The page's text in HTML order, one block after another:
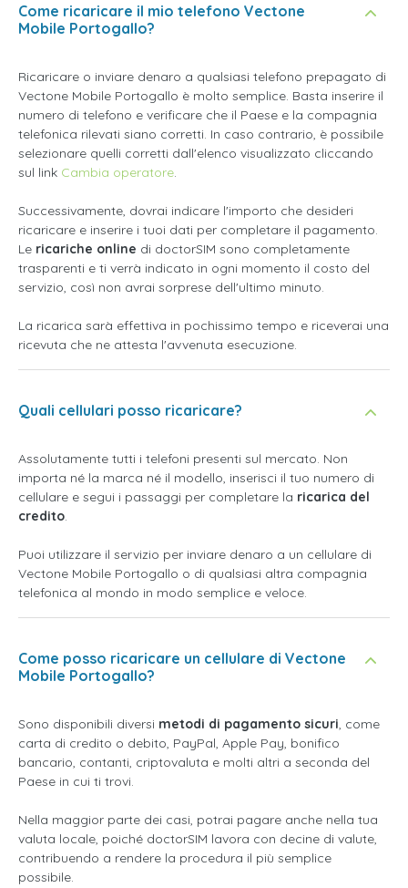
Come ricaricare il mio telefono Vectone
Mobile Portogallo?
Ricaricare o inviare denaro a qualsiasi telefono prepagato di
Vectone Mobile Portogallo è molto semplice. Basta inserire il
numero di telefono e verificare che il Paese e la compagnia
telefonica rilevati siano corretti. In caso contrario, è possibile
selezionare quelli corretti dall'elenco visualizzato cliccando
sul link Cambia operatore.
Successivamente, dovrai indicare l'importo che desideri
ricaricare e inserire i tuoi dati per completare il pagamento.
Le ricariche online di doctorSIM sono completamente
trasparenti e ti verrà indicato in ogni momento il costo del
servizio, così non avrai sorprese dell'ultimo minuto.
La ricarica sarà effettiva in pochissimo tempo e riceverai una
ricevuta che ne attesta l'avvenuta esecuzione.
Quali cellulari posso ricaricare?
Assolutamente tutti i telefoni presenti sul mercato. Non
importa né la marca né il modello, inserisci il tuo numero di
cellulare e segui i passaggi per completare la ricarica del
credito.
Puoi utilizzare il servizio per inviare denaro a un cellulare di
Vectone Mobile Portogallo o di qualsiasi altra compagnia
telefonica al mondo in modo semplice e veloce.
Come posso ricaricare un cellulare di Vectone
Mobile Portogallo?
Sono disponibili diversi metodi di pagamento sicuri, come
carta di credito o debito, PayPal, Apple Pay, bonifico
bancario, contanti, criptovaluta e molti altri a seconda del
Paese in cui ti trovi.
Nella maggior parte dei casi, potrai pagare anche nella tua
valuta locale, poiché doctorSIM lavora con decine di valute,
contribuendo a rendere la procedura il più semplice
possibile.